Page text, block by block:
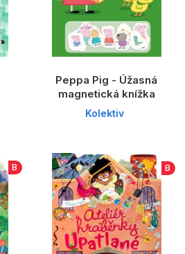
Peppa Pig - Úžasná
magnetická knížka
Kolektiv
B B